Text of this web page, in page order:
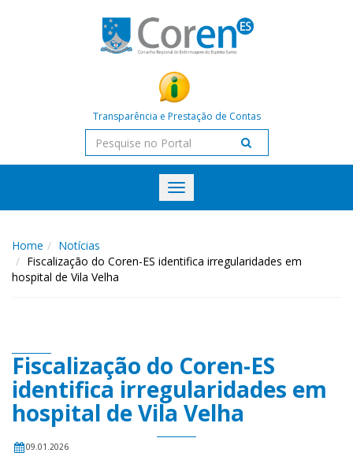
Transparência e Prestação de Contas
Toggle
navigation
Home
Notícias
Fiscalização do Coren-ES identifica irregularidades em
hospital de Vila Velha
Fiscalização do Coren-ES
identifica irregularidades em
hospital de Vila Velha
09.01.2026